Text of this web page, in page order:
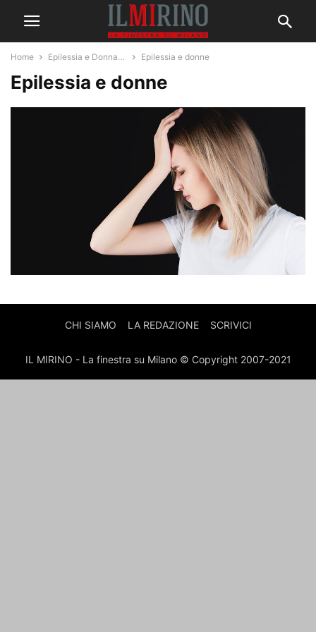
Home Epilessia e Donna… Epilessia e donne
Epilessia e donne
CHI SIAMO LA REDAZIONE SCRIVICI
IL MIRINO - La finestra su Milano © Copyright 2007-2021